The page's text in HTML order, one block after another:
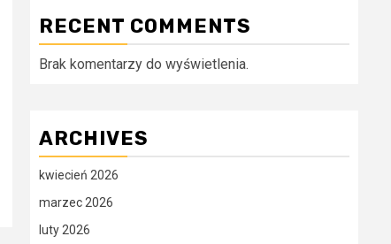
RECENT COMMENTS
Brak komentarzy do wyświetlenia.
ARCHIVES
kwiecień 2026
marzec 2026
luty 2026